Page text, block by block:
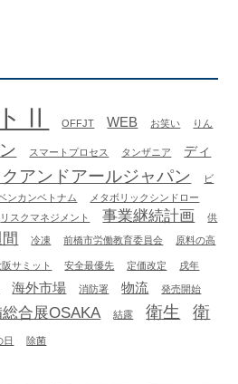
Ⅱ OFFJT WEB お笑い りん
スマートプロセス タンザニア
ディ
アンドアールジャパン
ビ
ンカンベトナム
メタボリックシンドロー
リスクマネジメント 事業継続計画 供
冷凍 前橋市労働教育委員会 原料の高
阪サミット 安全最優先 定価改定 戌年
海外市場 消防署 物流 発売開始
合展OSAKA 結露 衛生
衛
日 除菌